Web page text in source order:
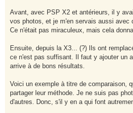
Avant, avec PSP X2 et antérieurs, il y
vos photos, et je m'en servais aussi avec
Ce n'était pas miraculeux, mais cela
Ensuite, depuis la X3... (?) Ils ont
ce n'est pas suffisant. Il faut y ajouter un
arrive à de bons résultats.
Voici un exemple à titre de comparaison,
partager leur méthode. Je ne suis pas
d'autres. Donc, s'il y en a qui font